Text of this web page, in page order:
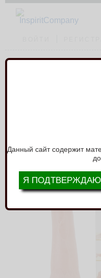
Данный сайт содержит
Я ПОДТВЕРЖДАЮ
КОЖЕЙ PRETTY